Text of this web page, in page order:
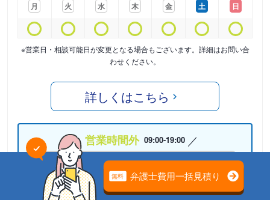
月
火
水
木
金
土
日
※営業日・相談可能日が変更となる場合もございます。詳細はお問い合
わせください。
詳しくはこちら
営業時間外 09:00-19:00
05075876280
24時間受付中